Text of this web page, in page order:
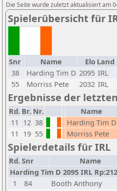
Die Seite wurde zuletzt aktualisiert am
Spielerübersicht für
Snr Name Elo Land
38
Harding Tim D 2095 IRL
55
Morriss Pete 2032 IRL
Ergebnisse der
Rd. Br. Nr. Name
11 12 38 Harding Tim D
11 19 55 Morriss Pete
Spielerdetails für IRL
Rd.Snr Name
Harding Tim D 2095 IRL
1
84 Booth Anthony